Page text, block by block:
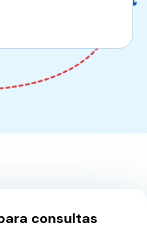
consultas